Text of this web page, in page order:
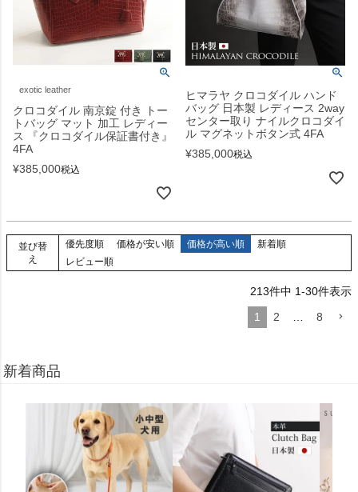
exotic leather
クロコダイル 南京錠 付き トー
トバッグ マット 加工 レディー
ス 『クロコダイル保証書付き』
4FA
¥385,000税込
ヒマラヤ クロコダイル ハンド
バッグ 日本製 レディース 2way
センター取り ナイルクロコダイ
ル マグネットボタン式 4FA
¥385,000税込
並び替
え
優先度順 価格が安い順 価格が高い順
新着順
レビュー順
213件中 1-30件表示
1
2 8
新着商品